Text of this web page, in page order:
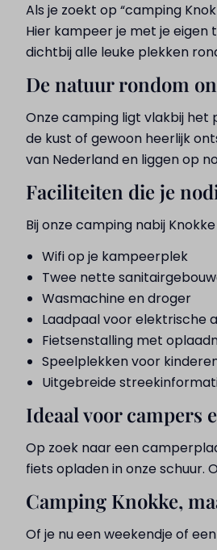
Als je zoekt op “camping
Hier kampeer je met je
dichtbij alle leuke plekken
De natuur rondom
Onze camping ligt vlakbij het
de kust of gewoon heerlijk
van Nederland en liggen op
Faciliteiten die je
Bij onze camping nabij
Wifi op je kampeerplek
Twee nette
Wasmachine en droger
Laadpaal voor elektrische
Fietsenstalling met
Speelplekken voor
Uitgebreide
Ideaal voor campers
Op zoek naar een
fiets opladen in onze schuur.
Camping Knokke,
Of je nu een weekendje of